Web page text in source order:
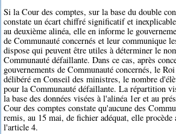
Si la Cour des comptes, sur la base du double
constate un écart chiffré significatif et
au deuxième alinéa, elle en informe le
de Communauté concernés et leur communique
dispose qui peuvent être utiles à déterminer le
Communauté défaillante. Dans ce cas, après
gouvernements de Communauté concernés, le
délibéré en Conseil des ministres, le nombre
pour la Communauté défaillante. La répartition
la base des données visées à l'alinéa 1er et au
Cour des comptes constate qu'aucune des
remis, au 15 mai, de fichier adéquat, elle
l'article 4.